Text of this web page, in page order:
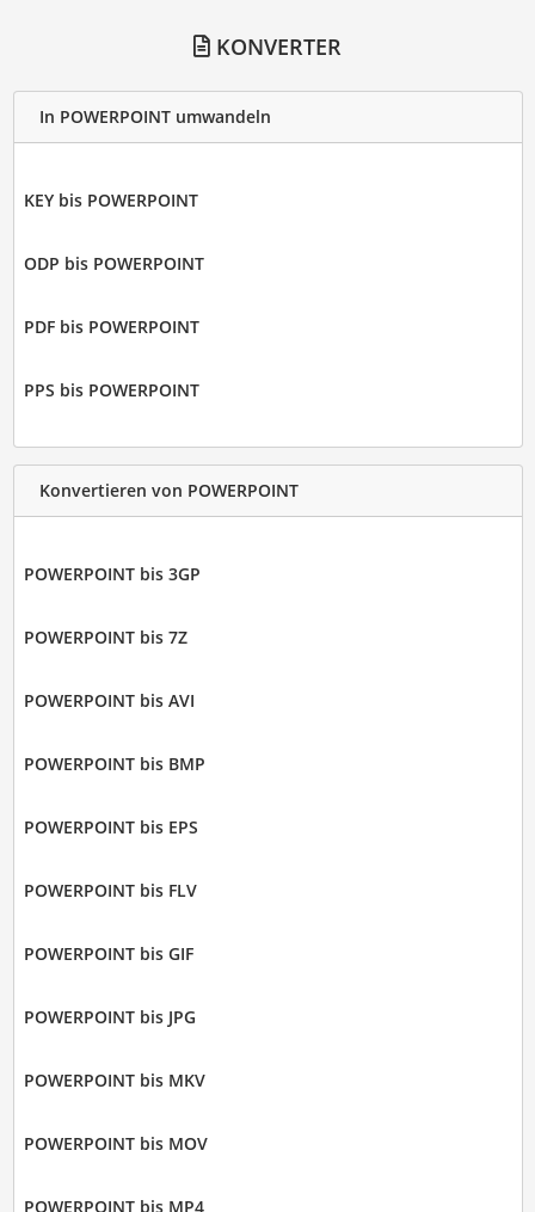
KONVERTER
In POWERPOINT umwandeln
KEY bis POWERPOINT
ODP bis POWERPOINT
PDF bis POWERPOINT
PPS bis POWERPOINT
Konvertieren von POWERPOINT
POWERPOINT bis 3GP
POWERPOINT bis 7Z
POWERPOINT bis AVI
POWERPOINT bis BMP
POWERPOINT bis EPS
POWERPOINT bis FLV
POWERPOINT bis GIF
POWERPOINT bis JPG
POWERPOINT bis MKV
POWERPOINT bis MOV
POWERPOINT bis MP4